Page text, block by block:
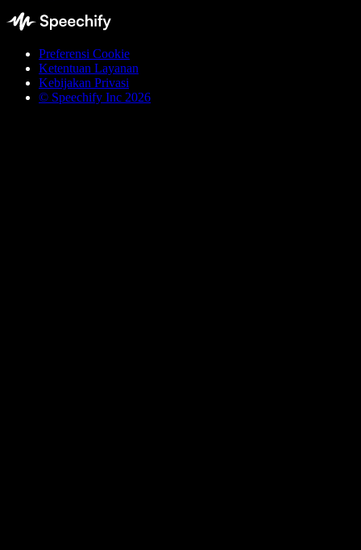
Preferensi Cookie
Ketentuan Layanan
Kebijakan Privasi
© Speechify Inc 2026